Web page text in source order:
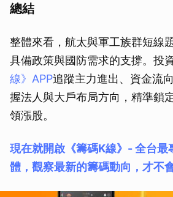
總結
整體來看，航太與軍工族群短線
具備政策與國防需求的支撐。投
線》APP追蹤主力進出、資金流
握法人與大戶布局方向，精準鎖
領漲股。
現在就開啟《籌碼K線》- 全台最
體，觀察最新的籌碼動向，才不